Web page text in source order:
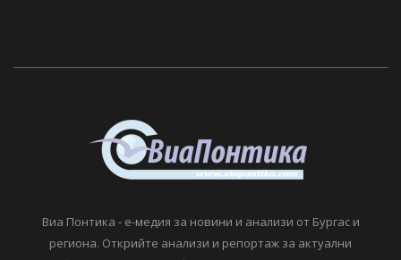
Виа Понтика - е-медия за новини и анализи от Бургас и
региона. Открийте анализи и репортаж за актуални